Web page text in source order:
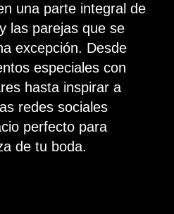
una parte integral de
las parejas que se
excepción. Desde
especiales con
hasta inspirar a
redes sociales
perfecto para
de tu boda.